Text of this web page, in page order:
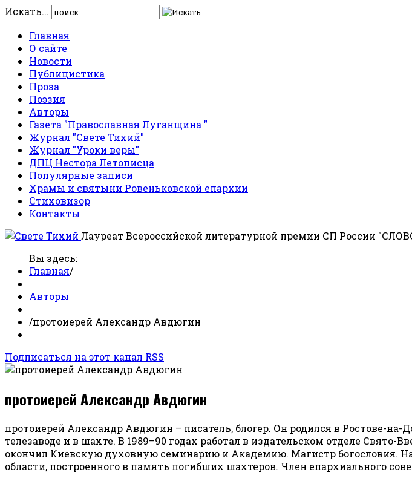
Искать...
Главная
О сайте
Новости
Публицистика
Проза
Поэзия
Авторы
Газета "Православная Луганщина "
Журнал "Свете Тихий"
Журнал "Уроки веры"
ДПЦ Нестора Летописца
Популярные записи
Храмы и святыни Ровеньковской епархии
Стиховизор
Контакты
Лауреат Всероссийской литературной премии СП России
Вы здесь:
Главная/
Авторы
/протоиерей Александр Авдюгин
Подписаться на этот канал RSS
протоиерей Александр Авдюгин
протоиерей Александр Авдюгин – писатель, блогер. Он родился в Ростове-
телезаводе и в шахте. В 1989–90 годах работал в издательском отделе
окончил Киевскую духовную семинарию и Академию. Магистр богословия.
области, построенного в память погибших шахтеров. Член епархиального